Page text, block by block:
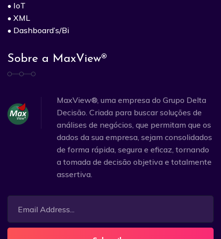
• IoT
• XML
• Dashboard’s/Bi
Sobre a MaxView®
MaxView®, uma empresa do Grupo Delta
Decisão. Criada para buscar soluções de
análises de negócios, que permitam que os
dados da sua empresa, sejam consolidados
de forma rápida, segura e eficaz, tornando
a tomada de decisão objetiva e totalmente
assertiva.